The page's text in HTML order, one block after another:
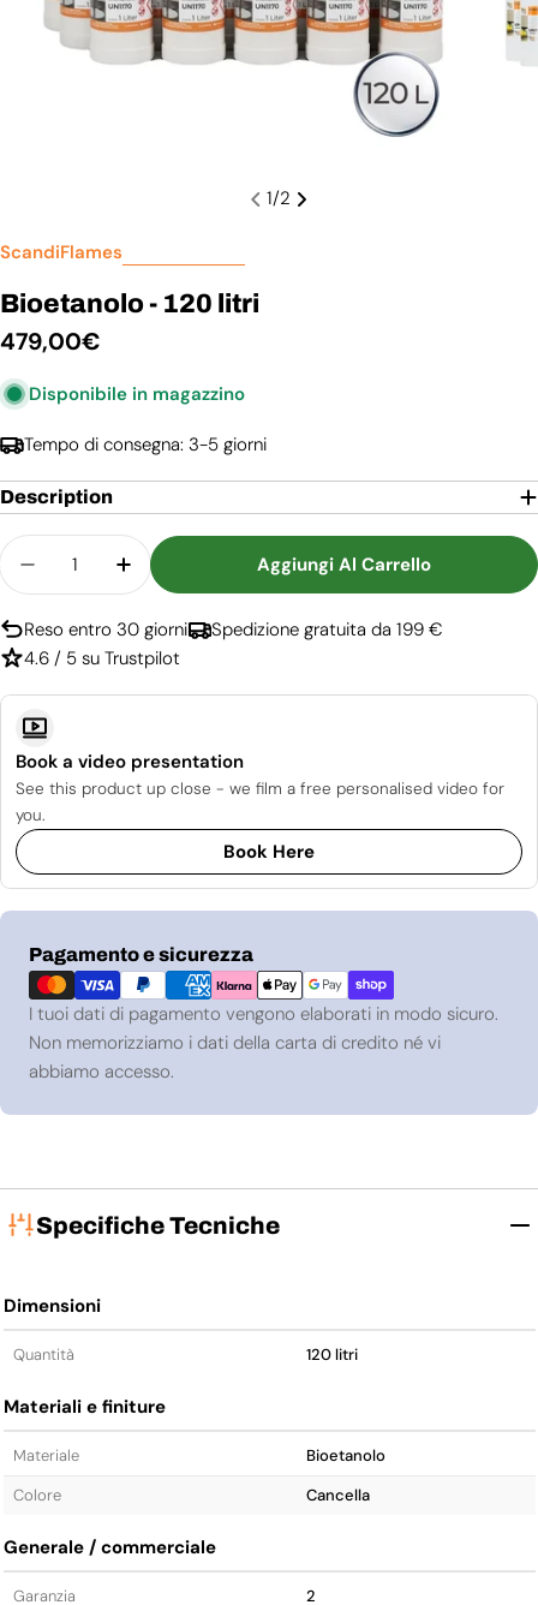
1/2
ScandiFlames
Bioetanolo - 120 litri
Prezzo
479,00€
Disponibile in magazzino
Tempo di consegna: 3-5 giorni
Description
Quantità
Diminuisci La Quantità Per Bioetanolo - 120 Litri
Aumenta La Quantità Per Bioetanolo -
Aggiungi Al Carrello
Reso entro 30 giorni
Spedizione gratuita da 199 €
4.6 / 5 su Trustpilot
Book a video presentation
See this product up close - we film a free personalised video for
you.
Book Here
Pagamento e sicurezza
Metodi
di
pagamento
I tuoi dati di pagamento vengono elaborati in modo sicuro.
Non memorizziamo i dati della carta di credito né vi
abbiamo accesso.
Specifiche Tecniche
Dimensioni
Quantità 120 litri
Materiali e finiture
Materiale
Bioetanolo
Colore
Cancella
Generale / commerciale
Garanzia 2